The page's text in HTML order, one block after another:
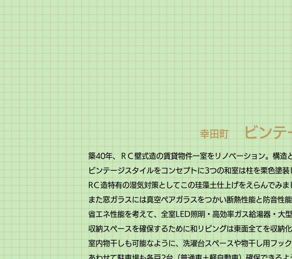
幸田町 ビンテ
築40年、ＲＣ壁式造の賃貸物件一室をリノベーション。構造
ビンテージスタイルをコンセプトに3つの和室は柱を栗色塗装
RＣ造特有の湿気対策としてこの珪藻土仕上げをえらんでみま
また窓ガラスには真空ペアガラスをつかい断熱性能と防音性
省エネ性能を考えて、全室LED照明・高効率ガス給湯器・大
収納スペースを確保するために和リビングは東面全てを収納化
室内物干しも可能なように、洗濯台スペースや物干し用フッ